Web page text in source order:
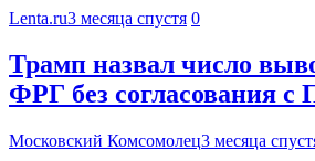
Lenta.ru3 месяца спустя 0
Трамп назвал число
ФРГ без согласования с
Московский Комсомолец3 месяца